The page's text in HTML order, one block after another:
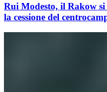
Rui Modesto, il Rakow
la cessione del